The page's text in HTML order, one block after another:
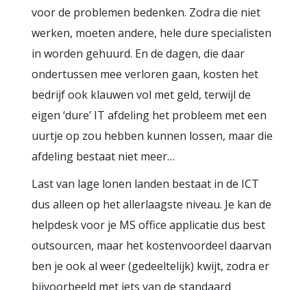
voor de problemen bedenken. Zodra die niet
werken, moeten andere, hele dure specialisten
in worden gehuurd. En de dagen, die daar
ondertussen mee verloren gaan, kosten het
bedrijf ook klauwen vol met geld, terwijl de
eigen ‘dure’ IT afdeling het probleem met een
uurtje op zou hebben kunnen lossen, maar die
afdeling bestaat niet meer…
Last van lage lonen landen bestaat in de ICT
dus alleen op het allerlaagste niveau. Je kan de
helpdesk voor je MS office applicatie dus best
outsourcen, maar het kostenvoordeel daarvan
ben je ook al weer (gedeeltelijk) kwijt, zodra er
bijvoorbeeld met iets van de standaard